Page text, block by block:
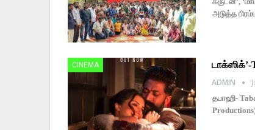
அடுத்த
CINEMA
டாக்ஸிக்’-
ADMIN
தபாஹி-